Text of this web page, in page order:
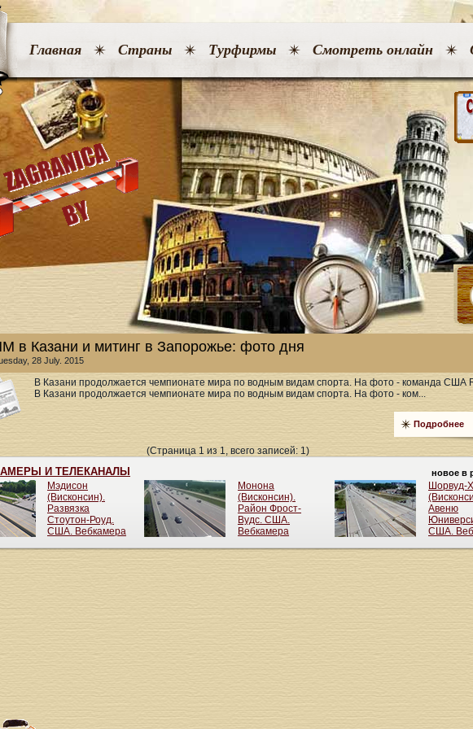
Главная Страны Турфирмы Смотреть онлайн
в Казани и митинг в Запорожье: фото дня
28 July. 2015
В Казани продолжается чемпионате мира по водным видам спорта. На фото - команда США
В Казани продолжается чемпионате мира по водным видам спорта. На фото - ком...
Подробнее
(Страница 1 из 1, всего записей: 1)